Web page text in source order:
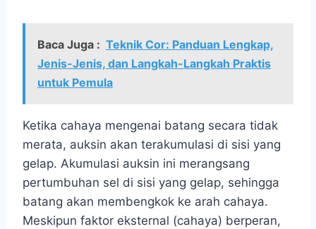
Baca Juga : Teknik Cor: Panduan Lengkap,
Jenis-Jenis, dan Langkah-Langkah Praktis
untuk Pemula
Ketika cahaya mengenai batang secara tidak
merata, auksin akan terakumulasi di sisi yang
gelap. Akumulasi auksin ini merangsang
pertumbuhan sel di sisi yang gelap, sehingga
batang akan membengkok ke arah cahaya.
Meskipun faktor eksternal (cahaya) berperan,